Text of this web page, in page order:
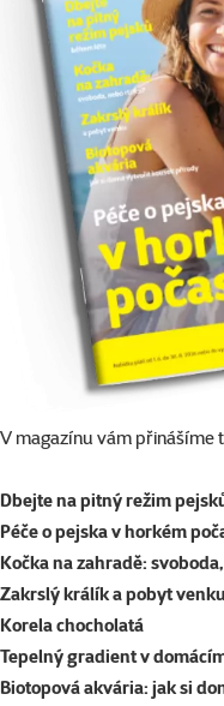
V magazínu vám přinášíme
Dbejte na pitný režim
Péče o pejska v horkém
Kočka na zahradě:
Zakrslý králík a pobyt
Korela chocholatá
Tepelný gradient v
Biotopová akvária: jak si